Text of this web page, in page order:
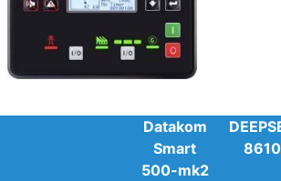
Datakom
Smart
500-mk2
8610